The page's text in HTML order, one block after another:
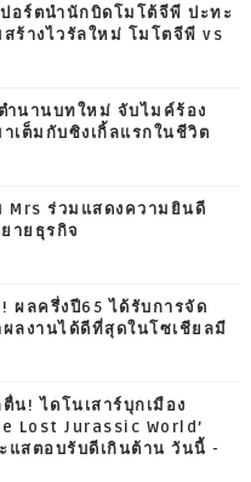
อร์ตนำนักบิดโมโต้จีพี ปะทะ
ร้างไวรัลใหม่ โมโตจีพี vs
ำนานบทใหม่ จับไมค์ร้อง
เต็มกับซิงเกิ้ลแรกในชีวิต
Mrs ร่วมแสดงความยินดี
ายธุรกิจ
ผลครึ่งปี65 ได้รับการจัด
ลงานได้ดีที่สุดในโซเชียลมี
น! ไดโนเสาร์บุกเมือง
Lost Jurassic World’
แสตอบรับดีเกินต้าน วันนี้ -